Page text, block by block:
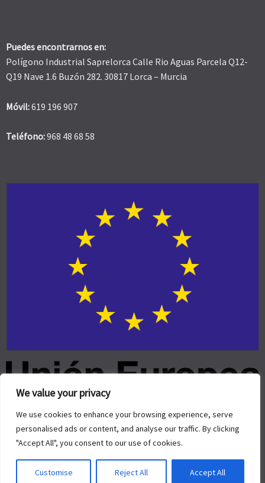
We value your privacy
We use cookies to enhance your browsing experience, serve
personalised ads or content, and analyse our traffic. By clicking
"Accept All", you consent to our use of cookies.
Customise Reject All Accept All
Puedes encontrarnos en:
Polígono Industrial Saprelorca Calle Rio Aguas Parcela Q12-
Q19 Nave 1.6 Buzón 282. 30817 Lorca – Murcia
Móvil:619 196 907
Teléfono:968 48 68 58
© 2026. Allegianttema de CPOThemes.